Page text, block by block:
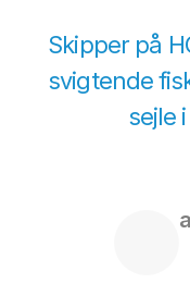
Skipper på
svigtende
sejle